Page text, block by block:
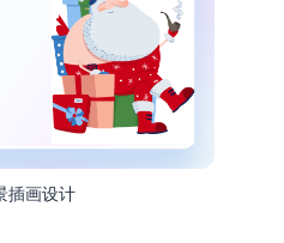
插画设计